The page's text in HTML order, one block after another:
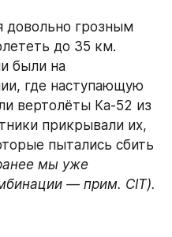
довольно грозным
до 35 км.
где наступающую
вертолёты Ка-52 из
прикрывали их,
пытались сбить
— прим. CIT).